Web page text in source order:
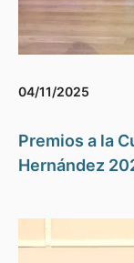
04/11/2025
Premios a la
Hernández